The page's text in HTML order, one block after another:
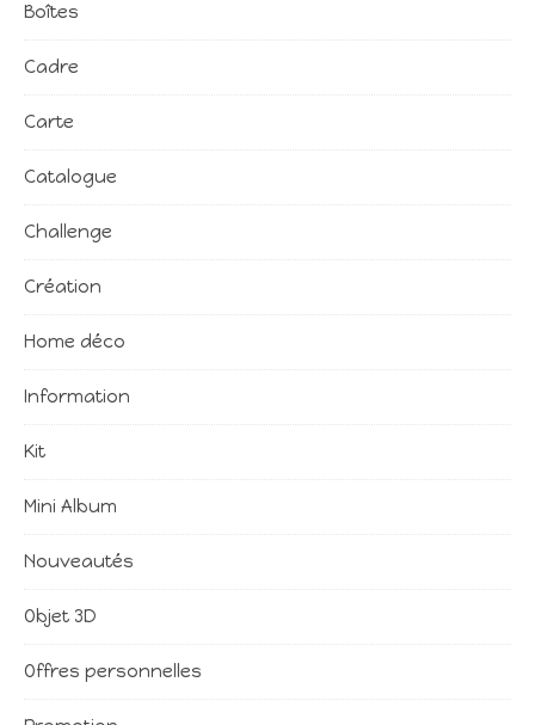
Boîtes
Cadre
Carte
Catalogue
Challenge
Création
Home déco
Information
Kit
Mini Album
Nouveautés
Objet 3D
Offres personnelles